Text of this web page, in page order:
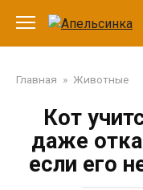
контенту
Главная » Животные
Кот
даже
если его